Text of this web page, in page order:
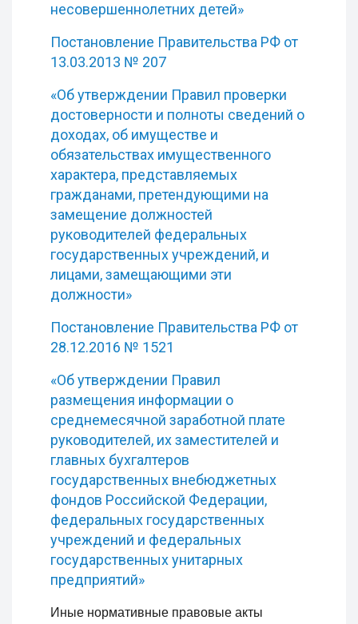
несовершеннолетних детей»
Постановление Правительства РФ от
13.03.2013 № 207
«Об утверждении Правил проверки
достоверности и полноты сведений о
доходах, об имуществе и
обязательствах имущественного
характера, представляемых
гражданами, претендующими на
замещение должностей
руководителей федеральных
государственных учреждений, и
лицами, замещающими эти
должности»
Постановление Правительства РФ от
28.12.2016 № 1521
«Об утверждении Правил
размещения информации о
среднемесячной заработной плате
руководителей, их заместителей и
главных бухгалтеров
государственных внебюджетных
фондов Российской Федерации,
федеральных государственных
учреждений и федеральных
государственных унитарных
предприятий»
Иные нормативные правовые акты